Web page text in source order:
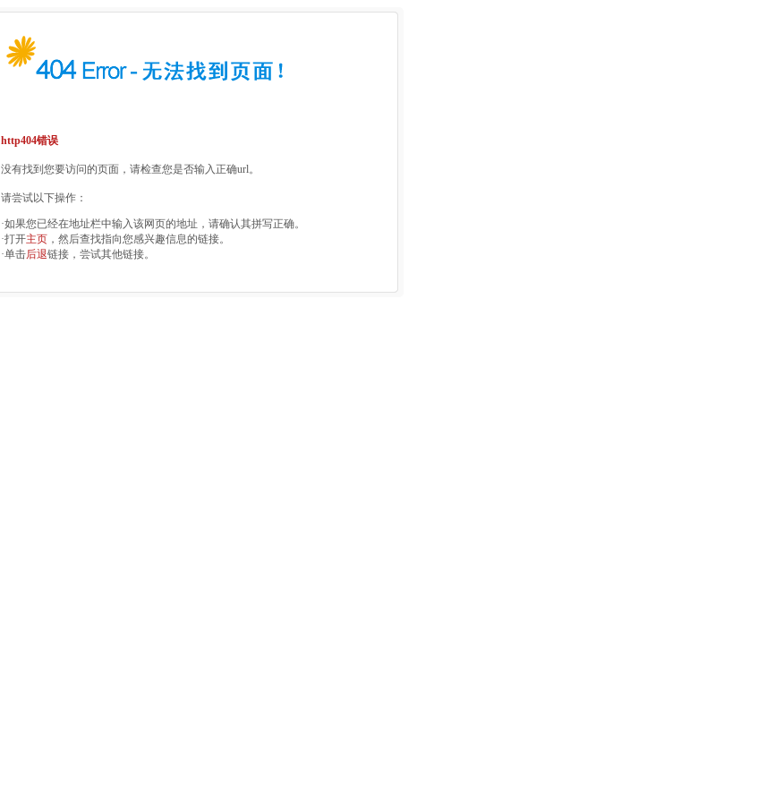
http404错误
没有找到您要访问的页面，请检查您是否输入正确url。
请尝试以下操作：
·如果您已经在地址栏中输入该网页的地址，请确认其拼写正确。
·打开主页 ，然后查找指向您感兴趣信息的链接。
·单击后退链接，尝试其他链接。